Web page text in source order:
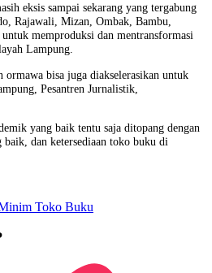
eksis sampai sekarang yang tergabung
Rajawali, Mizan, Ombak, Bambu,
memproduksi dan mentransformasi
Lampung.
ormawa bisa juga diakselerasikan untuk
Pesantren Jurnalistik,
yang baik tentu saja ditopang dengan
dan ketersediaan toko buku di
Toko Buku